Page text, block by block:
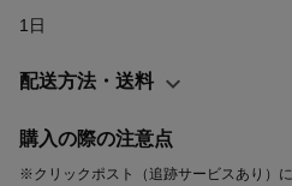
1日
配送方法・送料
購入の際の注意点